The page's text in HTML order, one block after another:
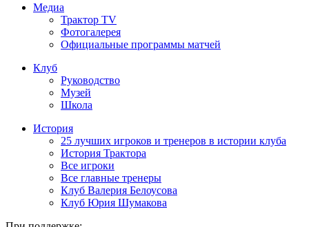
Медиа
Трактор TV
Фотогалерея
Официальные программы матчей
Клуб
Руководство
Музей
Школа
История
25 лучших игроков и тренеров в истории клуба
История Трактора
Все игроки
Все главные тренеры
Клуб Валерия Белоусова
Клуб Юрия Шумакова